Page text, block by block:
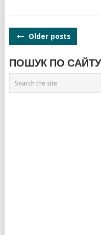
POSTS
Older posts
ПОШУК ПО САЙТУ